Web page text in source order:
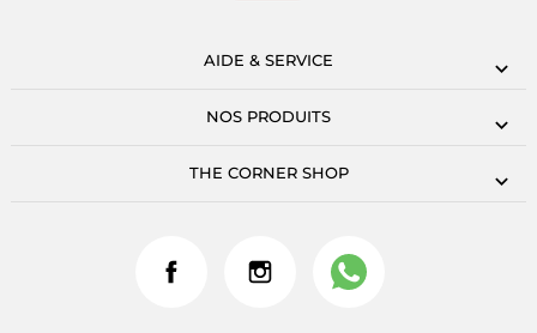
AIDE & SERVICE
NOS PRODUITS
THE CORNER SHOP